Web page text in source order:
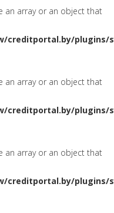
an array or an object that
plugins/
an array or an object that
plugins/
an array or an object that
plugins/